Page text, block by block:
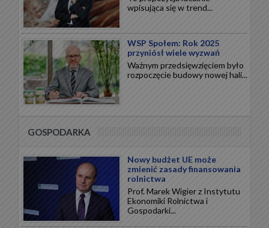
wpisująca się w trend...
WSP Społem: Rok 2025
przyniósł wiele wyzwań
Ważnym przedsięwzięciem było
rozpoczęcie budowy nowej hali...
GOSPODARKA
Nowy budżet UE może
zmienić zasady finansowania
rolnictwa
Prof. Marek Wigier z Instytutu
Ekonomiki Rolnictwa i
Gospodarki...